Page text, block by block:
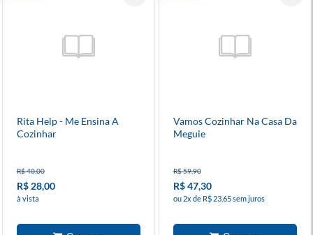
Rita Help - Me Ensina A
Cozinhar
R$ 40,00
R$ 28,00
à vista
Vamos Cozinhar Na Casa Da
Meguie
R$ 59,90
R$ 47,30
ou 2x de R$ 23,65 sem juros